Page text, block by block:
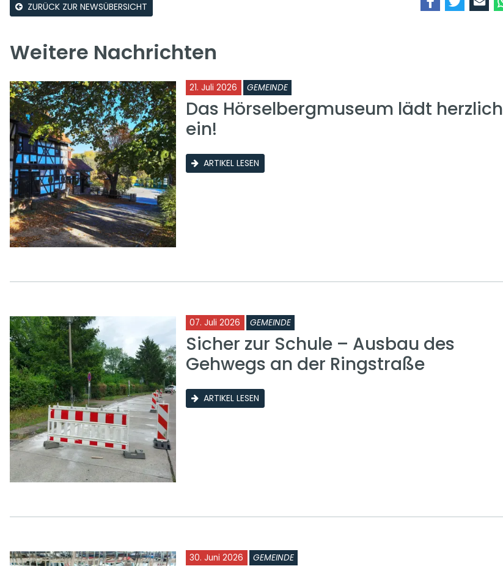
ZURÜCK ZUR NEWSÜBERSICHT
Weitere Nachrichten
21. Juli 2026 GEMEINDE
Das Hörselbergmuseum lädt herzlich
ein!
ARTIKEL LESEN
07. Juli 2026 GEMEINDE
Sicher zur Schule – Ausbau des
Gehwegs an der Ringstraße
ARTIKEL LESEN
30. Juni 2026 GEMEINDE